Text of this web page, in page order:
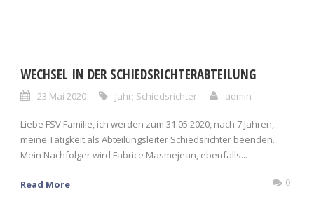
WECHSEL IN DER SCHIEDSRICHTERABTEILUNG
23 Mai 2020 Jahr; Schiedsrichter admin
Liebe FSV Familie, ich werden zum 31.05.2020, nach 7 Jahren,
meine Tätigkeit als Abteilungsleiter Schiedsrichter beenden.
Mein Nachfolger wird Fabrice Masmejean, ebenfalls...
Read More 0